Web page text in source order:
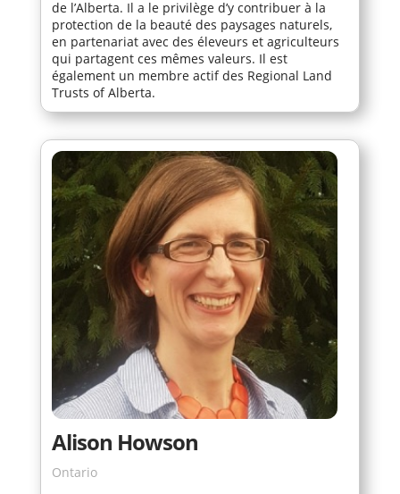
de l’Alberta. Il a le privilège d’y contribuer à la
protection de la beauté des paysages naturels,
en partenariat avec des éleveurs et agriculteurs
qui partagent ces mêmes valeurs. Il est
également un membre actif des Regional Land
Trusts of Alberta.
Alison Howson
Ontario